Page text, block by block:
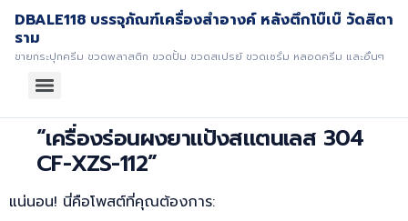
DBALE118 บรรจุภัณฑ์เครื่องสำอางค์ หลังตึกโบ๊เบ๊ วัดสิตา
ราม
ขายกระปุกครีม ขวดพลาสติก ขวดปั้ม ขวดสเปรย์ ขวดเซรั่ม หลอดครีม และอื่นๆ
“เครื่องร่อนผงยาแป้งสแตนเลส 304
CF-XZS-112”
แน่นอน! นี่คือโพสต์ที่คุณต้องการ: